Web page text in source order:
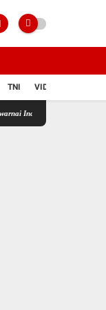
TNI VIDIO
!!!